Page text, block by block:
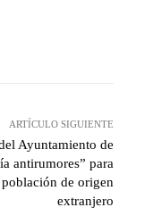
ARTÍCULO SIGUIENTE
Ayuntamiento de
antirumores” para
de origen
extranjero